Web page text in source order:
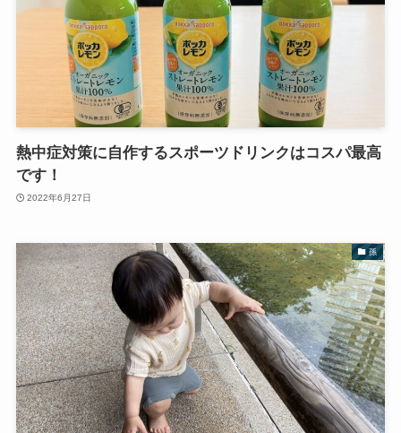
熱中症対策に自作するスポーツドリンクはコスパ最高
です！
2022年6月27日
孫